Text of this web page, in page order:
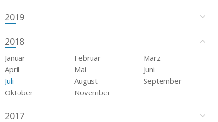
2019
2018
Januar Februar
März
April
Mai
Juni
Juli
August
September
Oktober
November
2017